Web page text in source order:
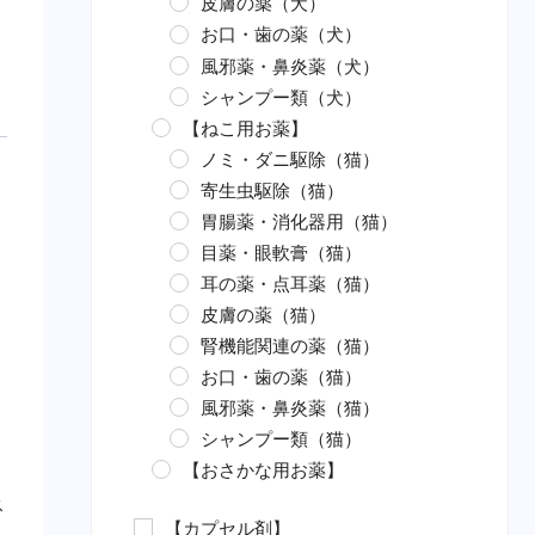
お口・歯の薬（犬）
風邪薬・鼻炎薬（犬）
シャンプー類（犬）
【ねこ用お薬】
ノミ・ダニ駆除（猫）
寄生虫駆除（猫）
胃腸薬・消化器用（猫）
目薬・眼軟膏（猫）
耳の薬・点耳薬（猫）
皮膚の薬（猫）
腎機能関連の薬（猫）
お口・歯の薬（猫）
風邪薬・鼻炎薬（猫）
シャンプー類（猫）
【おさかな用お薬】
【カプセル剤】